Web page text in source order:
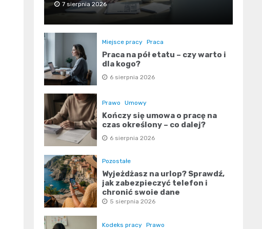
7 sierpnia 2026
Miejsce pracy Praca
Praca na pół etatu – czy warto i
dla kogo?
6 sierpnia 2026
Prawo Umowy
Kończy się umowa o pracę na
czas określony – co dalej?
6 sierpnia 2026
Pozostałe
Wyjeżdżasz na urlop? Sprawdź,
jak zabezpieczyć telefon i
chronić swoje dane
5 sierpnia 2026
Kodeks pracy Prawo